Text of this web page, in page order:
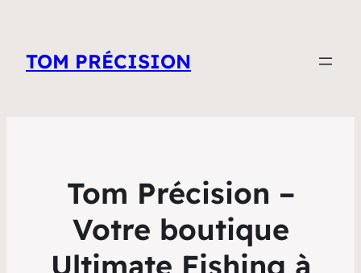
TOM PRÉCISION
Tom Précision –
Votre boutique
Ultimate Fishing à